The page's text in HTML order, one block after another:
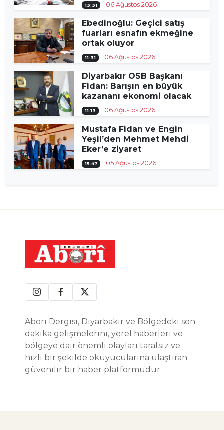
13:31 06 Ağustos 2026
Ebedinoğlu: Geçici satış
fuarları esnafın ekmeğine
ortak oluyor
11:31 06 Ağustos 2026
Diyarbakır OSB Başkanı
Fidan: Barışın en büyük
kazananı ekonomi olacak
11:13 06 Ağustos 2026
Mustafa Fidan ve Engin
Yeşil’den Mehmet Mehdi
Eker’e ziyaret
15:47 05 Ağustos 2026
Abori Dergisi, Diyarbakır ve Bölgedeki son
dakika gelişmelerini, yerel haberleri ve
bölgeye dair önemli olayları tarafsız ve
hızlı bir şekilde okuyucularına ulaştıran
güvenilir bir haber platformudur.